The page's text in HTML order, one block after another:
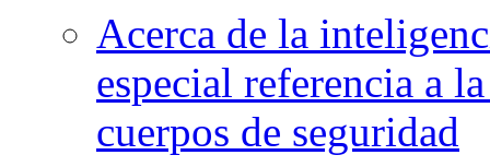
Acerca de la
especial referencia a
cuerpos de seguridad